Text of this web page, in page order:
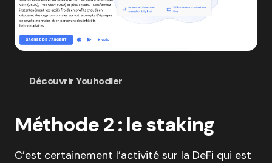
Découvrir Youhodler
Méthode 2 : le staking
C’est certainement l’activité sur la DeFi qui est